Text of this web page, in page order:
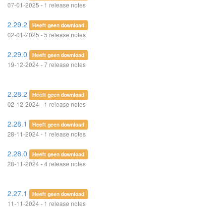
07-01-2025 - 1 release notes
2.29.2 Heeft geen download
02-01-2025 - 5 release notes
2.29.0 Heeft geen download
19-12-2024 - 7 release notes
2.28.2 Heeft geen download
02-12-2024 - 1 release notes
2.28.1 Heeft geen download
28-11-2024 - 1 release notes
2.28.0 Heeft geen download
28-11-2024 - 4 release notes
2.27.1 Heeft geen download
11-11-2024 - 1 release notes